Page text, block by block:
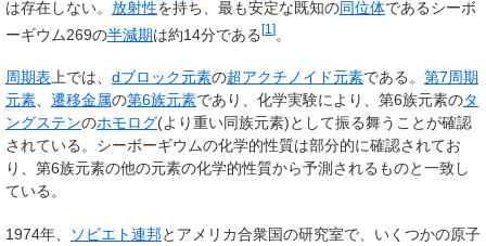
は存在しない。 放射性を持ち、最も安定な既知の同位体であるシーボ
ーギウム269の半減期は約14分である[1 ]。
周期表 上では、 dブロック元素の超アクチノイド元素である。 第7周期
元素
遷移金属の第6族元素であり、化学実験により、第6族元素のタ
ングステンのホモログ(より重い同族元素)として振る舞うことが確認
されている。シーボーギウムの化学的性質は部分的に確認されてお
り、第6族元素の他の元素の化学的性質から予測されるものと一致し
ている。
1974年、 ソビエト連邦とアメリカ合衆国の研究室で、いくつかの原子